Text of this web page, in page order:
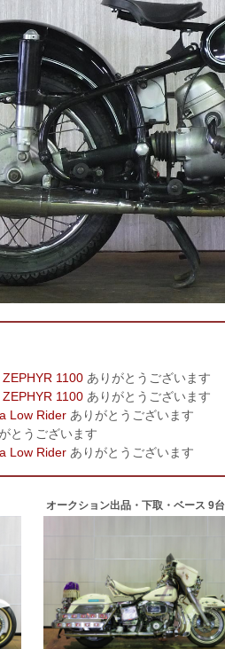
1100 ありがとうございます
1100 ありがとうございます
Low Rider ありがとうございます
とうございます
Low Rider ありがとうございます
オークション出品・下取・ベース 9台